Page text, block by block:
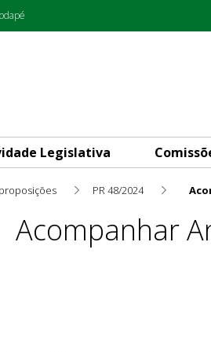
Legislativa
PR 48/2024
Acompanhar